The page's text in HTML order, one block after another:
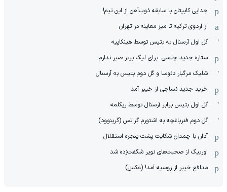
جدایی کاپیتان با سابقه ذوب‌آهن از این تیم!
از اردوی ترکیه تا میز معاینه در تهران
گل اول آرسنال به بتیس توسط هینکاپیه
ستاره جدید چلسی: برای لیگ برتر صبر ندارم
شلیک مرگبار دئوسا و گل دوم بتیس به آرسنال
خرید جدید نساجی از خیبر آمد
گل اول بتیس برابر آرسنال توسط ریکلمه
گل دوم فنرباغچه به اشتورم گراتس (گرینوود)
آدان با چمدان شکایت پشت پنجره استقلال
اوربیگ از صحبت‌های نویر شگفت‌زده شد
مدافع خیبر از روسیه آمد! (عکس)